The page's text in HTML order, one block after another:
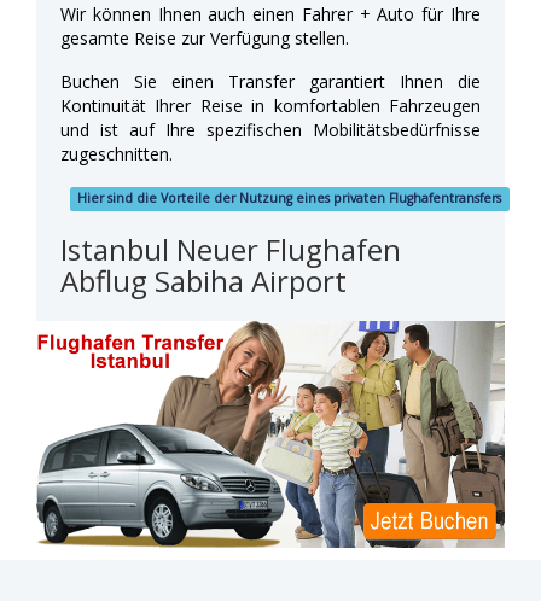
Wir können Ihnen auch einen Fahrer + Auto für Ihre
gesamte Reise zur Verfügung stellen.
Buchen Sie einen Transfer garantiert Ihnen die
Kontinuität Ihrer Reise in komfortablen Fahrzeugen
und ist auf Ihre spezifischen Mobilitätsbedürfnisse
zugeschnitten.
Hier sind die Vorteile der Nutzung eines privaten Flughafentransfers
Istanbul Neuer Flughafen
Abflug Sabiha Airport